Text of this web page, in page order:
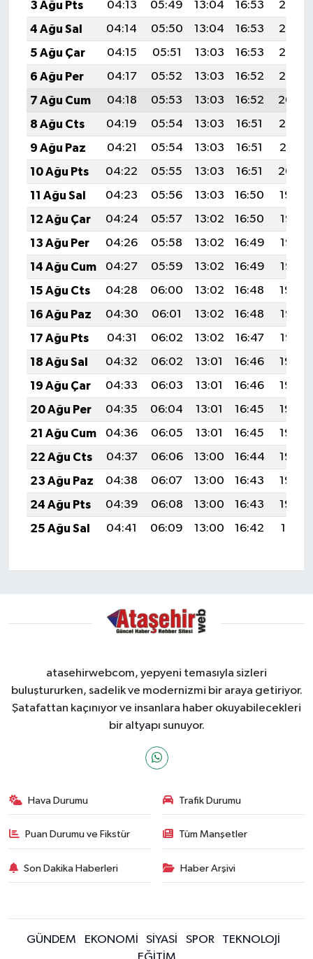
3 Ağu Pts
04:13 05:49 13:04 16:53
20:08
4 Ağu Sal
04:14 05:50 13:04 16:53
20:07
5 Ağu Çar
04:15 05:51 13:03 16:53
20:06
6 Ağu Per
04:17 05:52 13:03 16:52
20:05
7 Ağu Cum
04:18 05:53 13:03 16:52
20:04
8 Ağu Cts
04:19 05:54 13:03 16:51
20:03
9 Ağu Paz
04:21 05:54 13:03 16:51
20:01
10 Ağu Pts
04:22 05:55 13:03 16:51
20:00
11 Ağu Sal
04:23 05:56 13:03 16:50
19:59
12 Ağu Çar
04:24 05:57 13:02 16:50
19:58
13 Ağu Per
04:26 05:58 13:02 16:49
19:57
14 Ağu Cum
04:27 05:59 13:02 16:49
19:55
15 Ağu Cts
04:28 06:00 13:02 16:48
19:54
16 Ağu Paz
04:30 06:01 13:02 16:48
19:53
17 Ağu Pts
04:31 06:02 13:02 16:47
19:52
18 Ağu Sal
04:32 06:02 13:01 16:46
19:50
19 Ağu Çar
04:33 06:03 13:01 16:46
19:49
20 Ağu Per
04:35 06:04 13:01 16:45
19:48
21 Ağu Cum
04:36 06:05 13:01 16:45
19:46
22 Ağu Cts
04:37 06:06 13:00 16:44
19:45
23 Ağu Paz
04:38 06:07 13:00 16:43
19:43
24 Ağu Pts
04:39 06:08 13:00 16:43
19:42
25 Ağu Sal
04:41 06:09 13:00 16:42 19:41
atasehirwebcom, yepyeni temasıyla sizleri
buluştururken, sadelik ve modernizmi bir araya getiriyor.
Şatafattan kaçınıyor ve insanlara haber okuyabilecekleri
bir altyapı sunuyor.
Hava Durumu Trafik Durumu
Puan Durumu ve Fikstür Tüm Manşetler
Son Dakika Haberleri Haber Arşivi
GÜNDEM EKONOMİ SİYASİ SPOR
TEKNOLOJİ